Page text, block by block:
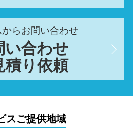
らお問い合わせ
い合わせ
積り依頼
スご提供地域